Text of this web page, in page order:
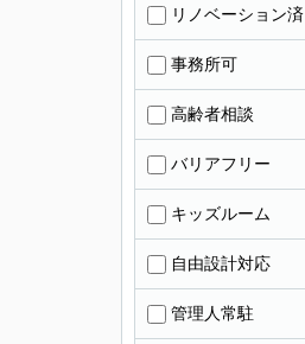
リノベーション済
事務所可
高齢者相談
バリアフリー
キッズルーム
自由設計対応
管理人常駐